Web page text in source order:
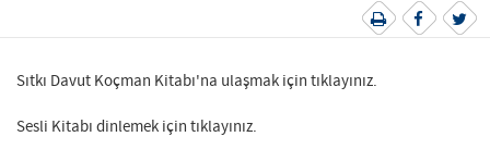
Sıtkı Davut Koçman Kitabı'na ulaşmak için tıklayınız.
Sesli Kitabı dinlemek için tıklayınız.